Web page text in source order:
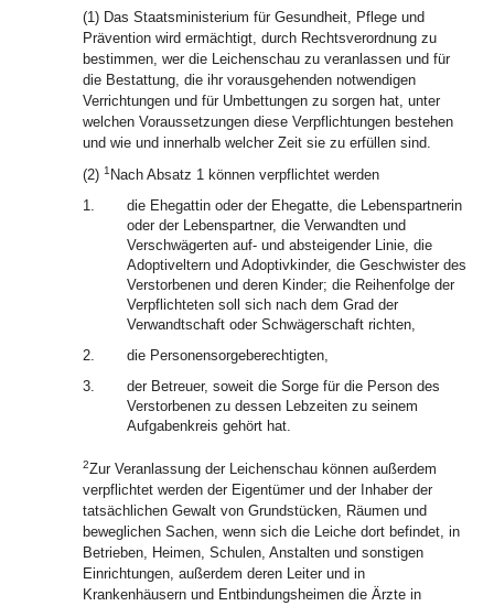
(1) Das Staatsministerium für Gesundheit, Pflege und
Prävention wird ermächtigt, durch Rechtsverordnung zu
bestimmen, wer die Leichenschau zu veranlassen und für
die Bestattung, die ihr vorausgehenden notwendigen
Verrichtungen und für Umbettungen zu sorgen hat, unter
welchen Voraussetzungen diese Verpflichtungen bestehen
und wie und innerhalb welcher Zeit sie zu erfüllen sind.
(2) 1 Nach Absatz 1 können verpflichtet werden
1.
die Ehegattin oder der Ehegatte, die Lebenspartnerin
oder der Lebenspartner, die Verwandten und
Verschwägerten auf- und absteigender Linie, die
Adoptiveltern und Adoptivkinder, die Geschwister des
Verstorbenen und deren Kinder; die Reihenfolge der
Verpflichteten soll sich nach dem Grad der
Verwandtschaft oder Schwägerschaft richten,
2.
die Personensorgeberechtigten,
3.
der Betreuer, soweit die Sorge für die Person des
Verstorbenen zu dessen Lebzeiten zu seinem
Aufgabenkreis gehört hat.
2Zur Veranlassung der Leichenschau können außerdem
verpflichtet werden der Eigentümer und der Inhaber der
tatsächlichen Gewalt von Grundstücken, Räumen und
beweglichen Sachen, wenn sich die Leiche dort befindet, in
Betrieben, Heimen, Schulen, Anstalten und sonstigen
Einrichtungen, außerdem deren Leiter und in
Krankenhäusern und Entbindungsheimen die Ärzte in